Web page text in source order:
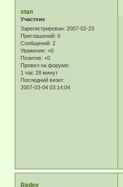
stan
Участник
Зарегистрирован: 2007-02-23
Приглашений: 0
Сообщений: 2
Уважение: +0
Позитив: +0
Провел на форуме:
1 час 28 минут
Последний визит:
2007-03-04 03:14:04
Redee